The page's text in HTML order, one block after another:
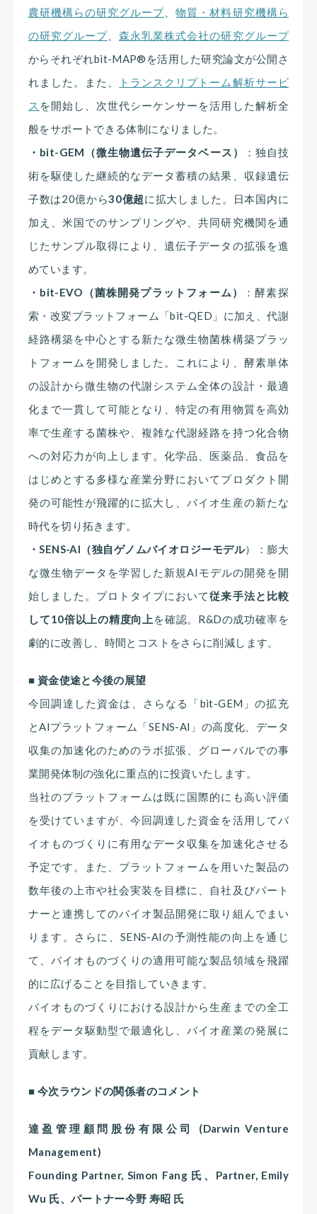
農研機構らの研究グループ 、物質・材料研究機構ら
の研究グループ 、森永乳業株式会社の研究グループ
からそれぞれbit-MAP®︎を活用した研究論文が公開さ
れました。また、
トランスクリプトーム解析サービ
ス を開始し、次世代シーケンサーを活用した解析全
般をサポートできる体制になりました。
・bit-GEM（微生物遺伝子データベース）
：独自技
術を駆使した継続的なデータ蓄積の結果、収録遺伝
子数は20億から30億超に拡大しました。日本国内に
加え、米国でのサンプリングや、共同研究機関を通
じたサンプル取得により、遺伝子データの拡張を進
めています。
・bit-EVO（菌株開発プラットフォーム）
：酵素探
索・改変プラットフォーム「bit-QED」に加え、代謝
経路構築を中心とする新たな微生物菌株構築プラッ
トフォームを開発しました。これにより、酵素単体
の設計から微生物の代謝システム全体の設計・最適
化まで一貫して可能となり、特定の有用物質を高効
率で生産する菌株や、複雑な代謝経路を持つ化合物
への対応力が向上します。化学品、医薬品、食品を
はじめとする多様な産業分野においてプロダクト開
発の可能性が飛躍的に拡大し、バイオ生産の新たな
時代を切り拓きます。
・SENS-AI（独自ゲノムバイオロジーモデル）：膨大
な微生物データを学習した新規AIモデルの開発を開
始しました。プロトタイプにおいて従来手法と比較
して10倍以上の精度向上 を確認。R&Dの成功確率を
劇的に改善し、時間とコストをさらに削減します。
■ 資金使途と今後の展望
今回調達した資金は、さらなる「bit-GEM」の拡充
とAIプラットフォーム「SENS-AI」の高度化、データ
収集の加速化のためのラボ拡張、グローバルでの事
業開発体制の強化に重点的に投資いたします。
当社のプラットフォームは既に国際的にも高い評価
を受けていますが、今回調達した資金を活用してバ
イオものづくりに有用なデータ収集を加速化させる
予定です。また、プラットフォームを用いた製品の
数年後の上市や社会実装を目標に、自社及びパート
ナーと連携してのバイオ製品開発に取り組んでまい
ります。さらに、SENS-AIの予測性能の向上を通じ
て、バイオものづくりの適用可能な製品領域を飛躍
的に広げることを目指していきます。
バイオものづくりにおける設計から生産までの全工
程をデータ駆動型で最適化し、バイオ産業の発展に
貢献します。
■ 今次ラウンドの関係者のコメント
達盈管理顧問股份有限公司 (Darwin Venture
Management)
Founding Partner, Simon Fang 氏、Partner, Emily
Wu 氏、パートナー今野 寿昭 氏